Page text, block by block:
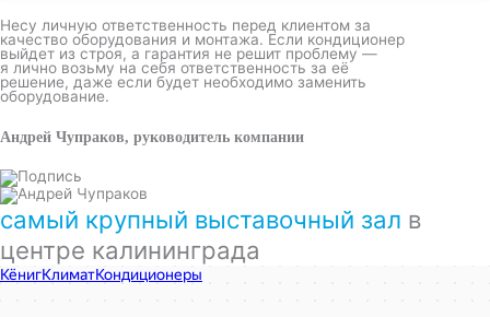
Несу личную ответственность перед клиентом за
качество оборудования и монтажа. Если кондиционер
выйдет из строя, а гарантия не решит проблему —
я лично возьму на себя ответственность за её
решение, даже если будет необходимо заменить
оборудование.
Андрей Чупраков, руководитель компании
самый крупный выставочный зал в
центре калининграда
КёнигКлимат
Кондиционеры в Калининграде